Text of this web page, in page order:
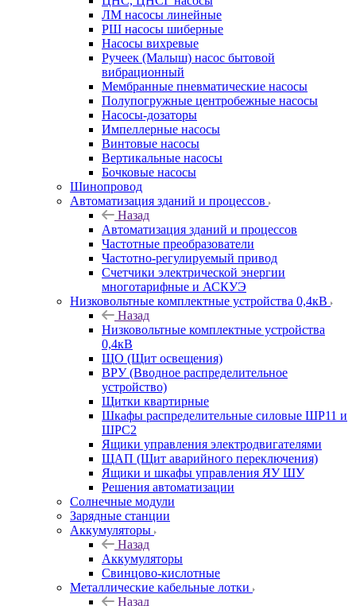
ЛМ насосы линейные
РШ насосы шиберные
Насосы вихревые
Ручеек (Малыш) насос бытовой
вибрационный
Мембранные пневматические насосы
Полупогружные центробежные насосы
Насосы-дозаторы
Импеллерные насосы
Винтовые насосы
Вертикальные насосы
Бочковые насосы
Шинопровод
Автоматизация зданий и процессов
Назад
Автоматизация зданий и процессов
Частотные преобразователи
Частотно-регулируемый привод
Счетчики электрической энергии
многотарифные и АСКУЭ
Низковольтные комплектные устройства 0,4кВ
Назад
Низковольтные комплектные устройства
0,4кВ
ЩО (Щит освещения)
ВРУ (Вводное распределительное
устройство)
Щитки квартирные
Шкафы распределительные силовые ШР11 и
ШРС2
Ящики управления электродвигателями
ЩАП (Щит аварийного переключения)
Ящики и шкафы управления ЯУ ШУ
Решения автоматизации
Солнечные модули
Зарядные станции
Аккумуляторы
Назад
Аккумуляторы
Свинцово-кислотные
Металлические кабельные лотки
Назад